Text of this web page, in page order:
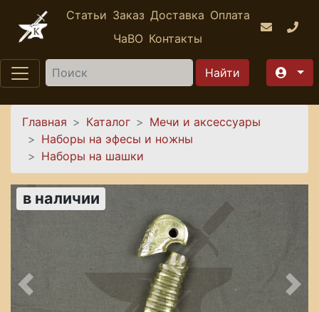
Перейти к основному содержанию
Статьи Заказ Доставка Оплата
ЧаВО Контакты
Найти
Вы здесь
Главная Каталог
Мечи и аксессуары
Наборы на эфесы и ножны
Наборы на шашки
в наличии
Предыдущее